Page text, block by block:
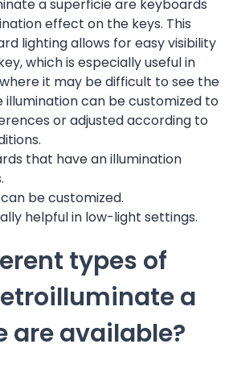
a superficie are keyboards
effect on the keys. This
lighting allows for easy visibility
which is especially useful in
it may be difficult to see the
illumination can be customized to
or adjusted according to
that have an illumination
be customized.
helpful in low-light settings.
types of
a
are available?